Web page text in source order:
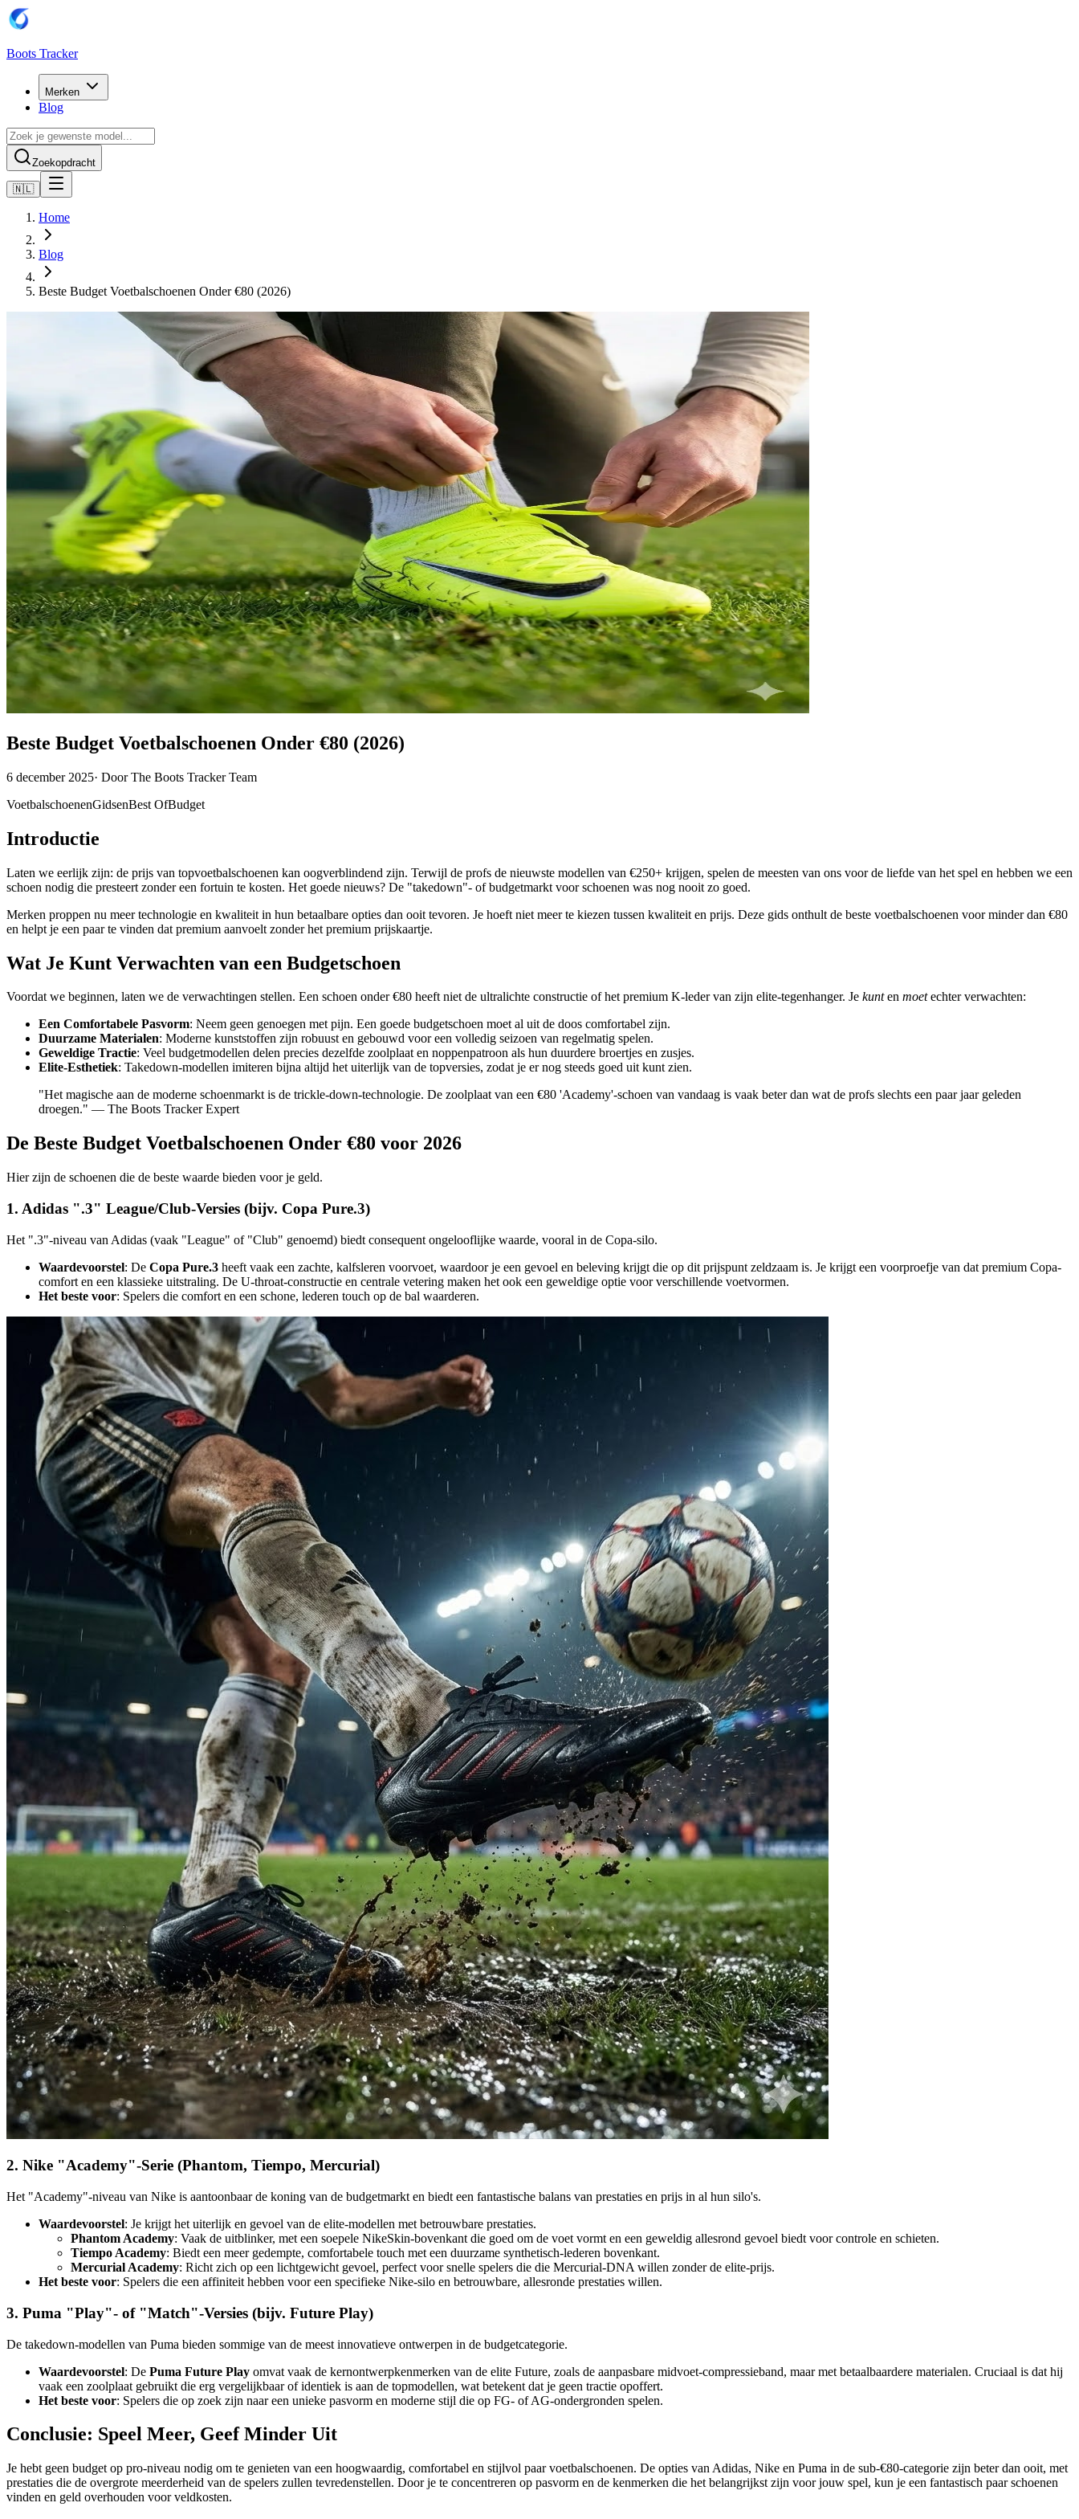
Boots Tracker
Merken
Blog
Zoekopdracht
🇳🇱
Home
Blog
Beste Budget Voetbalschoenen Onder €80 (2026)
Beste Budget Voetbalschoenen Onder €80 (2026)
6 december 2025· Door The Boots Tracker Team
VoetbalschoenenGidsenBest OfBudget
Introductie
Laten we eerlijk zijn: de prijs van topvoetbalschoenen kan oogverblindend zijn. Terwijl de profs de nieuwste modellen van €250+ krijgen, spelen de meesten van ons voor de liefde van het spel en hebben we een
schoen nodig die presteert zonder een fortuin te kosten. Het goede nieuws? De "takedown"- of budgetmarkt voor schoenen was nog nooit zo goed.
Merken proppen nu meer technologie en kwaliteit in hun betaalbare opties dan ooit tevoren. Je hoeft niet meer te kiezen tussen kwaliteit en prijs. Deze gids onthult de beste voetbalschoenen voor minder dan €80
en helpt je een paar te vinden dat premium aanvoelt zonder het premium prijskaartje.
Wat Je Kunt Verwachten van een Budgetschoen
Voordat we beginnen, laten we de verwachtingen stellen. Een schoen onder €80 heeft niet de ultralichte constructie of het premium K-leder van zijn elite-tegenhanger. Je kunten moetechter verwachten:
Een Comfortabele Pasvorm: Neem geen genoegen met pijn. Een goede budgetschoen moet al uit de doos comfortabel zijn.
Duurzame Materialen: Moderne kunststoffen zijn robuust en gebouwd voor een volledig seizoen van regelmatig spelen.
Geweldige Tractie: Veel budgetmodellen delen precies dezelfde zoolplaat en noppenpatroon als hun duurdere broertjes en zusjes.
Elite-Esthetiek: Takedown-modellen imiteren bijna altijd het uiterlijk van de topversies, zodat je er nog steeds goed uit kunt zien.
"Het magische aan de moderne schoenmarkt is de trickle-down-technologie. De zoolplaat van een €80 'Academy'-schoen van vandaag is vaak beter dan wat de profs slechts een paar jaar geleden
droegen." — The Boots Tracker Expert
De Beste Budget Voetbalschoenen Onder €80 voor 2026
Hier zijn de schoenen die de beste waarde bieden voor je geld.
1. Adidas ".3" League/Club-Versies (bijv. Copa Pure.3)
Het ".3"-niveau van Adidas (vaak "League" of "Club" genoemd) biedt consequent ongelooflijke waarde, vooral in de Copa-silo.
Waardevoorstel: De Copa Pure.3 heeft vaak een zachte, kalfsleren voorvoet, waardoor je een gevoel en beleving krijgt die op dit prijspunt zeldzaam is. Je krijgt een voorproefje van dat premium Copa-
comfort en een klassieke uitstraling. De U-throat-constructie en centrale vetering maken het ook een geweldige optie voor verschillende voetvormen.
Het beste voor: Spelers die comfort en een schone, lederen touch op de bal waarderen.
2. Nike "Academy"-Serie (Phantom, Tiempo, Mercurial)
Het "Academy"-niveau van Nike is aantoonbaar de koning van de budgetmarkt en biedt een fantastische balans van prestaties en prijs in al hun silo's.
Waardevoorstel: Je krijgt het uiterlijk en gevoel van de elite-modellen met betrouwbare prestaties.
Phantom Academy: Vaak de uitblinker, met een soepele NikeSkin-bovenkant die goed om de voet vormt en een geweldig allesrond gevoel biedt voor controle en schieten.
Tiempo Academy: Biedt een meer gedempte, comfortabele touch met een duurzame synthetisch-lederen bovenkant.
Mercurial Academy: Richt zich op een lichtgewicht gevoel, perfect voor snelle spelers die die Mercurial-DNA willen zonder de elite-prijs.
Het beste voor: Spelers die een affiniteit hebben voor een specifieke Nike-silo en betrouwbare, allesronde prestaties willen.
3. Puma "Play"- of "Match"-Versies (bijv. Future Play)
De takedown-modellen van Puma bieden sommige van de meest innovatieve ontwerpen in de budgetcategorie.
Waardevoorstel: De Puma Future Play omvat vaak de kernontwerpkenmerken van de elite Future, zoals de aanpasbare midvoet-compressieband, maar met betaalbaardere materialen. Cruciaal is dat hij
vaak een zoolplaat gebruikt die erg vergelijkbaar of identiek is aan de topmodellen, wat betekent dat je geen tractie opoffert.
Het beste voor: Spelers die op zoek zijn naar een unieke pasvorm en moderne stijl die op FG- of AG-ondergronden spelen.
Conclusie: Speel Meer, Geef Minder Uit
Je hebt geen budget op pro-niveau nodig om te genieten van een hoogwaardig, comfortabel en stijlvol paar voetbalschoenen. De opties van Adidas, Nike en Puma in de sub-€80-categorie zijn beter dan ooit, met
prestaties die de overgrote meerderheid van de spelers zullen tevredenstellen. Door je te concentreren op pasvorm en de kenmerken die het belangrijkst zijn voor jouw spel, kun je een fantastisch paar schoenen
vinden en geld overhouden voor veldkosten.